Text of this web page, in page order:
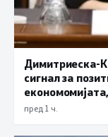
Димитриеска-
сигнал за
трендот на
пред 1 ч.